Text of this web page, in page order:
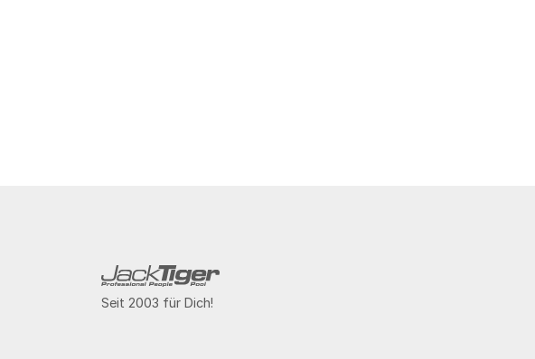
Seit 2003 für Dich!